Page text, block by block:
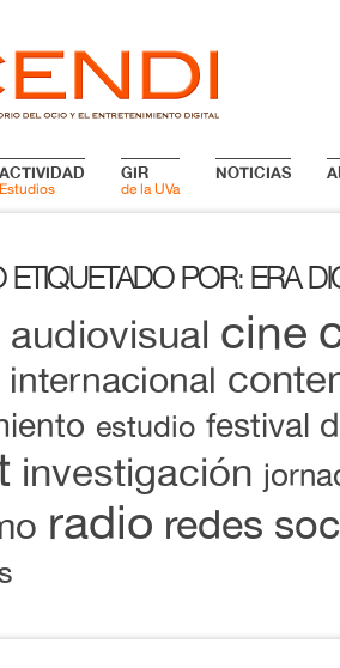
ACTIVIDAD
Estudios
GIR
de la UVa
NOTICIAS
ETIQUETADO POR: ERA
audiovisual cine
estudio festival
investigación
radio redes